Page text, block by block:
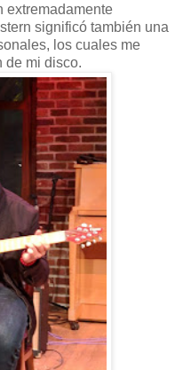
extremadamente
significó también una
los cuales me
de mi disco.